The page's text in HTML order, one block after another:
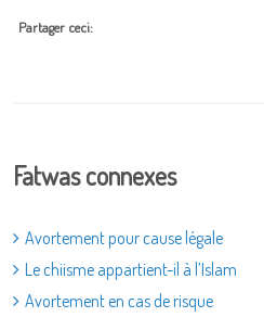
Partager ceci:
Fatwas connexes
Avortement pour cause légale
Le chiisme appartient-il à l’Islam
Avortement en cas de risque